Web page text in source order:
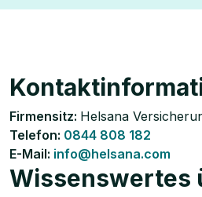
Firmensitz: Helsana
Telefon: 0844 808 182
E-Mail: info@helsana.com
Wissenswertes